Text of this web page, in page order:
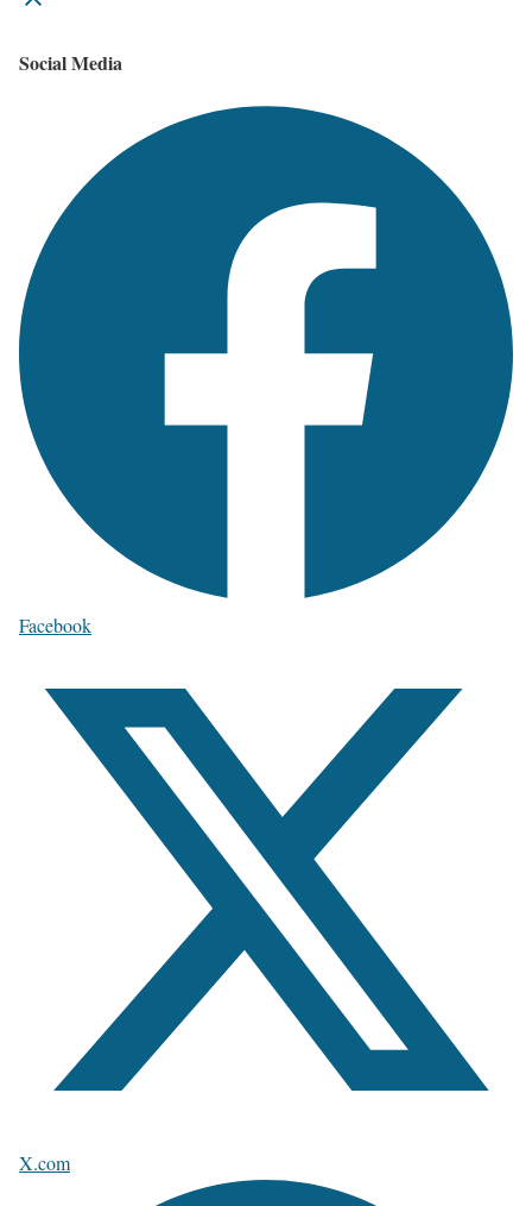
Social Media
Facebook
X.com